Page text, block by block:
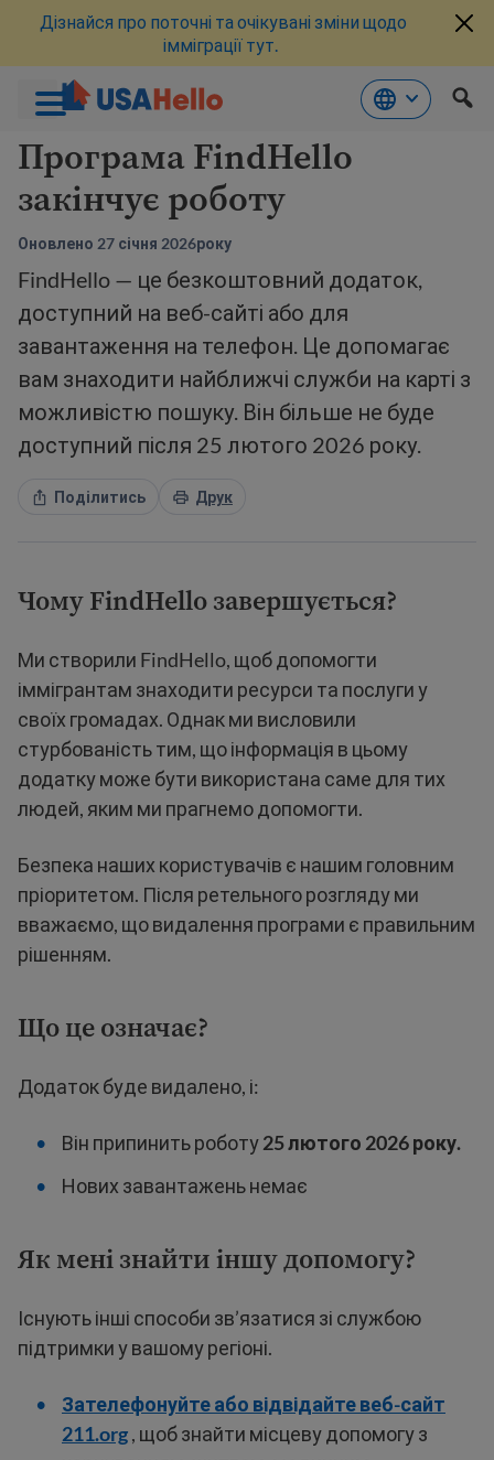
Перейти
до
Дізнайся про поточні та очікувані зміни щодо
імміграції тут.
Програма FindHello
закінчує роботу
Оновлено 27 січня 2026року
FindHello — це безкоштовний додаток,
доступний на веб-сайті або для
завантаження на телефон. Це допомагає
вам знаходити найближчі служби на карті з
можливістю пошуку. Він більше не буде
доступний після 25 лютого 2026 року.
Поділитись Друк
Чому FindHello завершується?
Ми створили FindHello, щоб допомогти
іммігрантам знаходити ресурси та послуги у
своїх громадах. Однак ми висловили
стурбованість тим, що інформація в цьому
додатку може бути використана саме для тих
людей, яким ми прагнемо допомогти.
Безпека наших користувачів є нашим головним
пріоритетом. Після ретельного розгляду ми
вважаємо, що видалення програми є правильним
рішенням.
Що це означає?
Додаток буде видалено, і:
Він припинить роботу25 лютого 2026 року.
Нових завантажень немає
Як мені знайти іншу допомогу?
Існують інші способи зв’язатися зі службою
підтримки у вашому регіоні.
Зателефонуйте або відвідайте веб-сайт
211.org, щоб знайти місцеву допомогу з